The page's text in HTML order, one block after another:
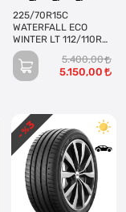
225/70R15C
WATERFALL ECO
WINTER LT 112/110R
8PR
5.400,00
5.150,00
- %
3